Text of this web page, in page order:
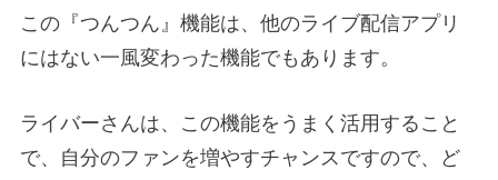
この『つんつん』機能は、他のライブ配信アプリ
にはない一風変わった機能でもあります。
ライバーさんは、この機能をうまく活用すること
で、自分のファンを増やすチャンスですので、ど